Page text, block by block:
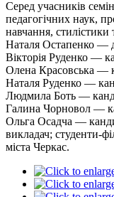
Серед учасників
педагогічних наук,
навчання, стилістики
Наталя Остапенко —
Вікторія Руденко —
Олена Красовська —
Наталя Руденко —
Людмила Боть —
Галина Чорновол —
Ольга Осадча —
викладач; студенти-
міста Черкас.